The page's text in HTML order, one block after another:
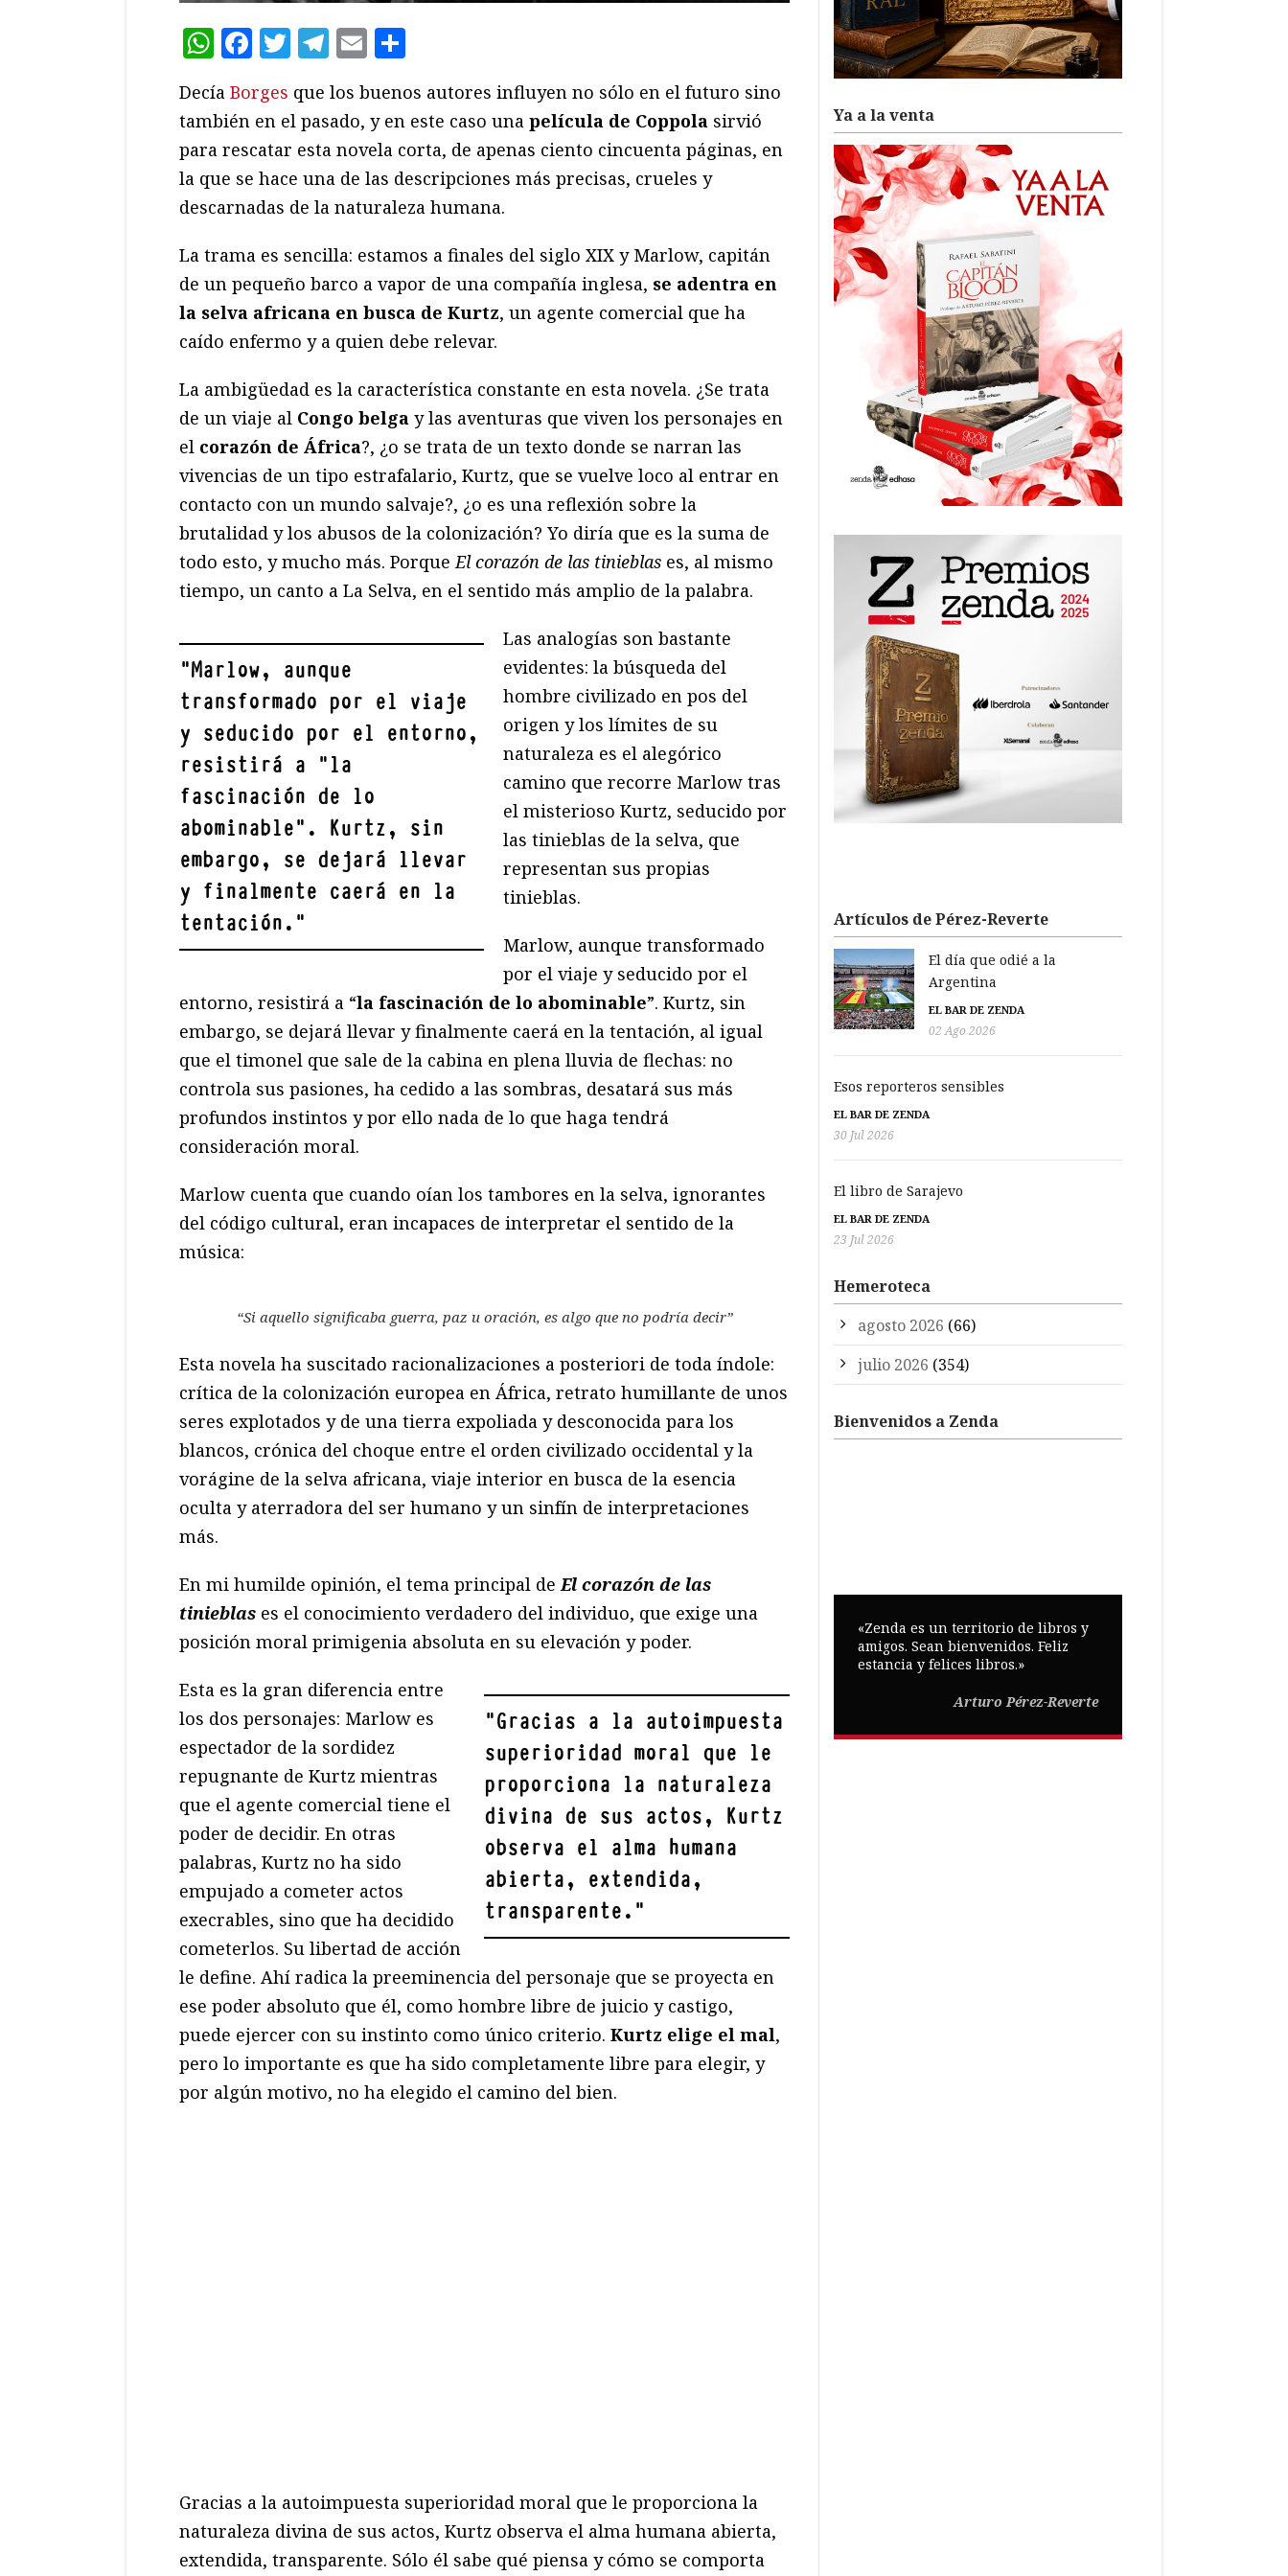
WhatsApp
Facebook
Twitter
Telegram
Email
Decía Borges que los buenos autores influyen no sólo en el futuro sino
también en el pasado, y en este caso una película de Coppola sirvió
para rescatar esta novela corta, de apenas ciento cincuenta páginas, en
la que se hace una de las descripciones más precisas, crueles y
descarnadas de la naturaleza humana.
La trama es sencilla: estamos a finales del siglo XIX y Marlow, capitán
de un pequeño barco a vapor de una compañía inglesa, se adentra en
la selva africana en busca de Kurtz, un agente comercial que ha
caído enfermo y a quien debe relevar.
La ambigüedad es la característica constante en esta novela. ¿Se trata
de un viaje al Congo belga y las aventuras que viven los personajes en
el corazón de África?, ¿o se trata de un texto donde se narran las
vivencias de un tipo estrafalario, Kurtz, que se vuelve loco al entrar en
contacto con un mundo salvaje?, ¿o es una reflexión sobre la
brutalidad y los abusos de la colonización? Yo diría que es la suma de
todo esto, y mucho más. Porque El corazón de las tinieblas es, al mismo
tiempo, un canto a La Selva, en el sentido más amplio de la palabra.
"Marlow, aunque
transformado por el viaje
y seducido por el entorno,
resistirá a “la
fascinación de lo
abominable”. Kurtz, sin
embargo, se dejará llevar
y finalmente caerá en la
tentación. "
Las analogías son bastante
evidentes: la búsqueda del
hombre civilizado en pos del
origen y los límites de su
naturaleza es el alegórico
camino que recorre Marlow tras
el misterioso Kurtz, seducido por
las tinieblas de la selva, que
representan sus propias
tinieblas.
Marlow, aunque transformado
por el viaje y seducido por el
entorno, resistirá a “la fascinación de lo abominable”. Kurtz, sin
embargo, se dejará llevar y finalmente caerá en la tentación, al igual
que el timonel que sale de la cabina en plena lluvia de flechas: no
controla sus pasiones, ha cedido a las sombras, desatará sus más
profundos instintos y por ello nada de lo que haga tendrá
consideración moral.
Marlow cuenta que cuando oían los tambores en la selva, ignorantes
del código cultural, eran incapaces de interpretar el sentido de la
música:
“Si aquello significaba guerra, paz u oración, es algo que no podría decir”
Esta novela ha suscitado racionalizaciones a posteriori de toda índole:
crítica de la colonización europea en África, retrato humillante de unos
seres explotados y de una tierra expoliada y desconocida para los
blancos, crónica del choque entre el orden civilizado occidental y la
vorágine de la selva africana, viaje interior en busca de la esencia
oculta y aterradora del ser humano y un sinfín de interpretaciones
más.
En mi humilde opinión, el tema principal de El corazón de las
tinieblas es el conocimiento verdadero del individuo, que exige una
posición moral primigenia absoluta en su elevación y poder.
"Gracias a la autoimpuesta
superioridad moral que le
proporciona la naturaleza
divina de sus actos, Kurtz
observa el alma humana
abierta, extendida,
transparente. "
Esta es la gran diferencia entre
los dos personajes: Marlow es
espectador de la sordidez
repugnante de Kurtz mientras
que el agente comercial tiene el
poder de decidir. En otras
palabras, Kurtz no ha sido
empujado a cometer actos
execrables, sino que ha decidido
cometerlos. Su libertad de acción
le define. Ahí radica la preeminencia del personaje que se proyecta en
ese poder absoluto que él, como hombre libre de juicio y castigo,
puede ejercer con su instinto como único criterio. Kurtz elige el mal,
pero lo importante es que ha sido completamente libre para elegir, y
por algún motivo, no ha elegido el camino del bien.
Gracias a la autoimpuesta superioridad moral que le proporciona la
naturaleza divina de sus actos, Kurtz observa el alma humana abierta,
extendida, transparente. Sólo él sabe qué piensa y cómo se comporta
Ya a la venta
Artículos de Pérez-Reverte
El día que odié a la
Argentina
EL BAR DE ZENDA
02 Ago 2026
Esos reporteros sensibles
EL BAR DE ZENDA
30 Jul 2026
El libro de Sarajevo
EL BAR DE ZENDA
23 Jul 2026
Hemeroteca
agosto 2026 (66)
julio 2026 (354)
Bienvenidos a Zenda
«Zenda es un territorio de libros y
amigos. Sean bienvenidos. Feliz